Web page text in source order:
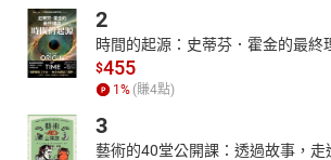
2
時間的起源：史蒂芬．霍金的最終
$455
1 % (賺4點)
3
藝術的40堂公開課：透過故事，走